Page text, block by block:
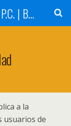
Español | Cunha & Holcomb, P.C. | Boston, MA
a la
usuarios de